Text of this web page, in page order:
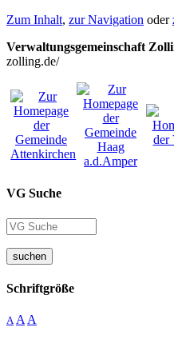
Zum Inhalt, zur Navigation oder
Verwaltungsgemeinschaft
zolling.de/
VG Suche
suchen
Schriftgröße
A A A